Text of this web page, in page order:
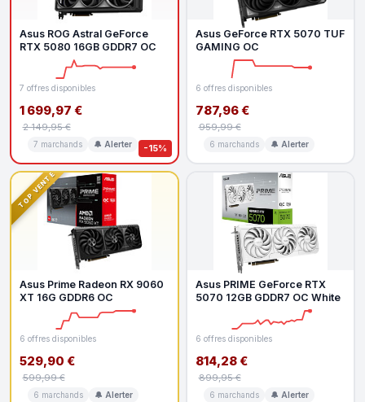
-15%
Asus ROG Astral GeForce
RTX 5080 16GB GDDR7 OC
7 offres disponibles
1 699,97 €
2 149,95 €
7 marchands 🔔 Alerter
Asus GeForce RTX 5070 TUF
GAMING OC
6 offres disponibles
787,96 €
959,99 €
6 marchands 🔔 Alerter
TOP VENTE
Asus Prime Radeon RX 9060
XT 16G GDDR6 OC
6 offres disponibles
529,90 €
599,99 €
6 marchands 🔔 Alerter
Asus PRIME GeForce RTX
5070 12GB GDDR7 OC White
6 offres disponibles
814,28 €
899,95 €
6 marchands 🔔 Alerter